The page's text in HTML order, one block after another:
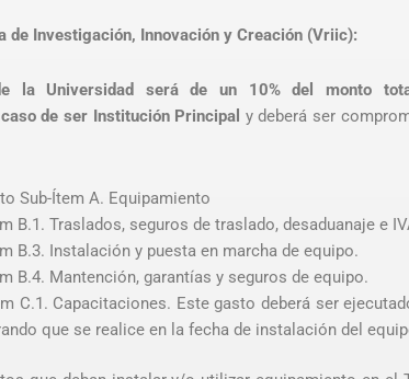
de Investigación, Innovación y Creación (Vriic):
la Universidad será de un 10% del monto
de ser Institución Principal y deberá ser
Sub-Ítem A. Equipamiento
B.1. Traslados, seguros de traslado, desaduanaje e
B.3. Instalación y puesta en marcha de equipo.
B.4. Mantención, garantías y seguros de equipo.
C.1. Capacitaciones. Este gasto deberá ser
que se realice en la fecha de instalación del